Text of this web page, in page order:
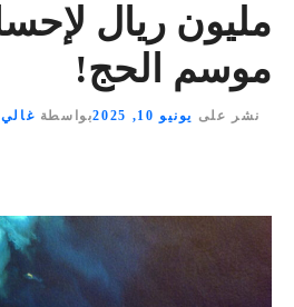
مليون ريال
موسم الحج!
نشر على يونيو 10, 2025 بواسطة